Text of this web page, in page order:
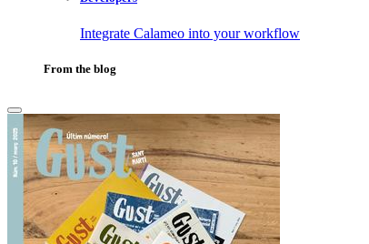
Integrate Calameo into your workflow
From the blog